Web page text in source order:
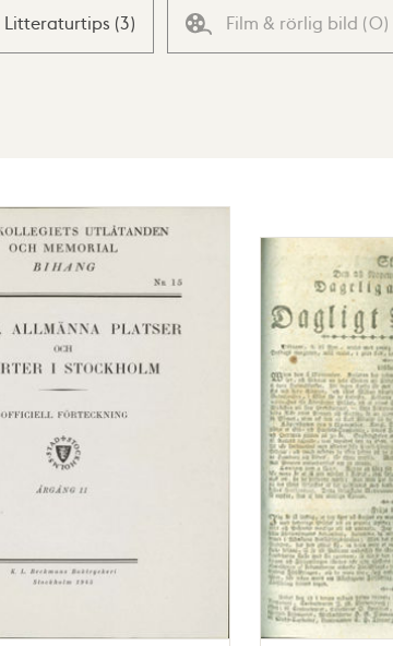
Litteraturtips (3) Film & rörlig bild (0)